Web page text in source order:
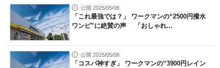
公開 2025/05/08
「これ最強では？」 ワークマンの“2500円撥水
ワンピ”に絶賛の声 「おしゃれ...
公開 2025/05/08
「コスパ神すぎ」 ワークマンの“3900円レイン